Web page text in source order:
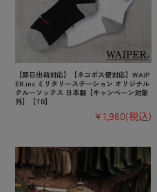
【即日出荷対応】【ネコポス便対応】WAIP
ER.inc ミリタリーステーション オリジナル
クルーソックス 日本製【キャンペーン対象
外】【TB】
¥1,980(税込)